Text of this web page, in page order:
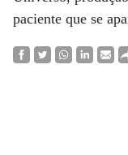
paciente que se